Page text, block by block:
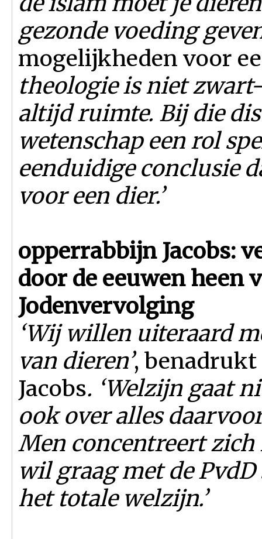
gezonde voeding
mogelijkheden voor
theologie is niet
altijd ruimte. Bij die
wetenschap een rol
eenduidige conclusie
voor een dier.’
opperrabbijn Jacobs:
door de eeuwen heen
Jodenvervolging
‘Wij willen uiteraard
van dieren’,
Jacobs. ‘Welzijn gaat
ook over alles
Men concentreert zich
wil graag met de
het totale welzijn.’